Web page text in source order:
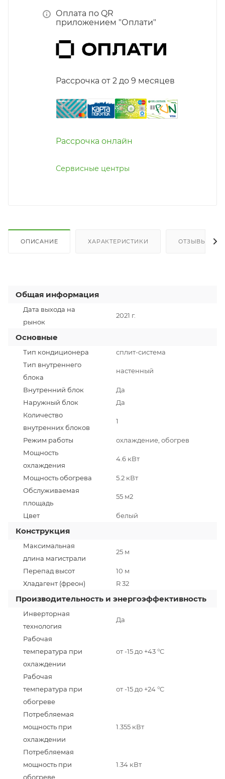
Оплата по QR
приложением "Оплати"
Рассрочка от 2 до 9 месяцев
Рассрочка онлайн
Сервисные центры
ОПИСАНИЕ ХАРАКТЕРИСТИКИ ОТЗЫВЫ
Общая информация
Дата выхода на
рынок
2021 г.
Основные
Тип кондиционера
сплит-система
Тип внутреннего
блока
настенный
Внутренний блок
Да
Наружный блок
Да
Количество
внутренних блоков
1
Режим работы
охлаждение, обогрев
Мощность
охлаждения
4.6 кВт
Мощность обогрева
5.2 кВт
Обслуживаемая
площадь
55 м2
Цвет белый
Конструкция
Максимальная
длина магистрали
25 м
Перепад высот
10 м
Хладагент (фреон)
R 32
Производительность и энергоэффективность
Инверторная
технология
Да
Рабочая
температура при
охлаждении
от -15 до +43 °C
Рабочая
температура при
обогреве
от -15 до +24 °C
Потребляемая
мощность при
охлаждении
1.355 кВт
Потребляемая
мощность при
обогреве
1.34 кВт